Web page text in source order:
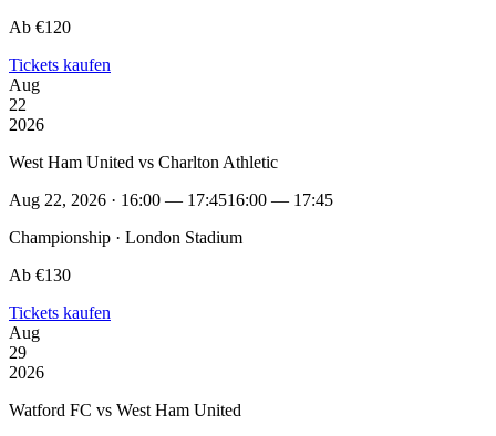
Ab €120
Tickets kaufen
Aug
22
2026
West Ham United vs Charlton Athletic
Aug 22, 2026 · 16:00 — 17:4516:00 — 17:45
Championship · London Stadium
Ab €130
Tickets kaufen
Aug
29
2026
Watford FC vs West Ham United